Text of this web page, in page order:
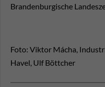
Brandenburgische
Foto: Viktor Mácha,
Havel, Ulf Böttcher